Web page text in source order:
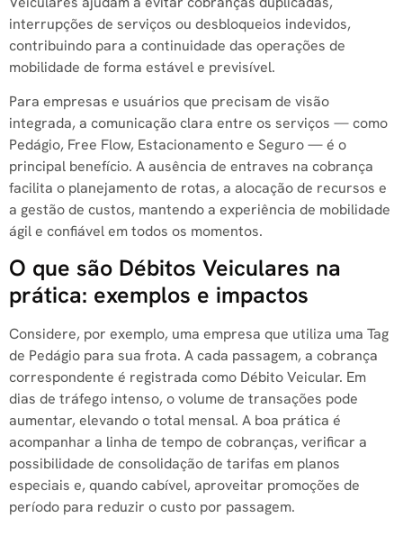
interrupções de serviços ou desbloqueios indevidos,
contribuindo para a continuidade das operações de
mobilidade de forma estável e previsível.
Para empresas e usuários que precisam de visão
integrada, a comunicação clara entre os serviços — como
Pedágio, Free Flow, Estacionamento e Seguro — é o
principal benefício. A ausência de entraves na cobrança
facilita o planejamento de rotas, a alocação de recursos e
a gestão de custos, mantendo a experiência de mobilidade
ágil e confiável em todos os momentos.
O que são Débitos Veiculares na
prática: exemplos e impactos
Considere, por exemplo, uma empresa que utiliza uma Tag
de Pedágio para sua frota. A cada passagem, a cobrança
correspondente é registrada como Débito Veicular. Em
dias de tráfego intenso, o volume de transações pode
aumentar, elevando o total mensal. A boa prática é
acompanhar a linha de tempo de cobranças, verificar a
possibilidade de consolidação de tarifas em planos
especiais e, quando cabível, aproveitar promoções de
período para reduzir o custo por passagem.